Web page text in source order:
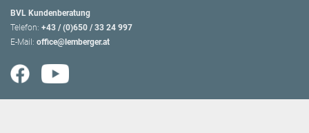
BVL Kundenberatung
Telefon: +43 / (0)650 / 33 24 997
E-Mail: office@lemberger.at